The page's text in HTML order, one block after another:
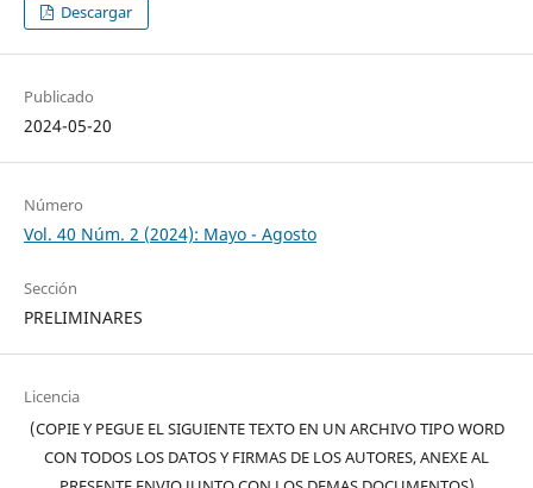
Descargar
Publicado
2024-05-20
Número
Vol. 40 Núm. 2 (2024): Mayo - Agosto
Sección
PRELIMINARES
Licencia
(COPIE Y PEGUE EL SIGUIENTE TEXTO EN UN ARCHIVO TIPO WORD
CON TODOS LOS DATOS Y FIRMAS DE LOS AUTORES, ANEXE AL